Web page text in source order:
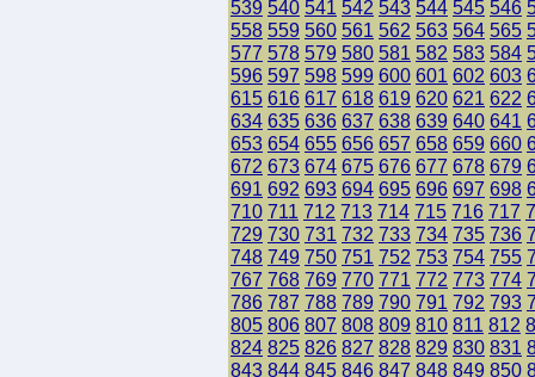
539 540 541 542 543 544 545 546
558 559 560 561 562 563 564 565
577 578 579 580 581 582 583 584
596 597 598 599 600 601 602 603
615 616 617 618 619 620 621 622
634 635 636 637 638 639 640 641
653 654 655 656 657 658 659 660
672 673 674 675 676 677 678 679
691 692 693 694 695 696 697 698
710 711 712 713 714 715 716 717
729 730 731 732 733 734 735 736
748 749 750 751 752 753 754 755
767 768 769 770 771 772 773 774
786 787 788 789 790 791 792 793
805 806 807 808 809 810 811 812
824 825 826 827 828 829 830 831
843 844 845 846 847 848 849 850